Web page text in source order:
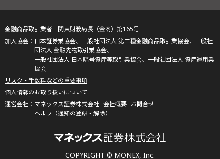
COPYRIGHT © MONEX, Inc.
金融商品取引業者 関東財務局長（金商）第165号
日本証券業協会、一般社団法人 第二種金融商品取引業協会、一般社
団法人 金融先物取引業協会、
一般社団法人 日本暗号資産等取引業協会、一般社団法人 資産運用業
協会
リスク・手数料などの重要事項
個人情報のお取り扱いについて
マネックス証券株式会社 会社概要 お問合せ
ヘルプ（通知の登録・解除）